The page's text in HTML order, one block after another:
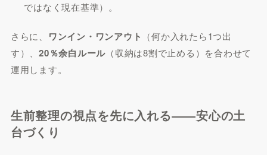
ではなく現在基準）。
さらに、 ワンイン・ワンアウト （何か入れたら1つ出
す）、20％余白ルール （収納は8割で止める）を合わせて
運用します。
生前整理の視点を先に入れる――安心の土
台づくり